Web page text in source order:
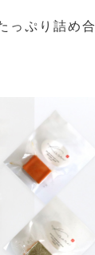
っぷり詰め合